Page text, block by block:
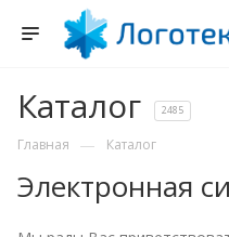
Каталог 2485
Главная — Каталог
Электронная